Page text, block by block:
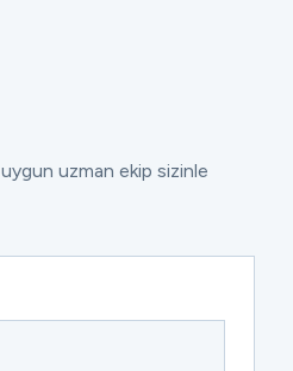
uygun uzman ekip sizinle